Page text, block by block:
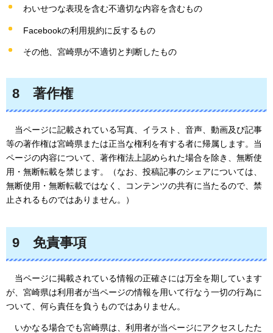
わいせつな表現を含む不適切な内容を含むもの
Facebookの利用規約に反するもの
その他、宮崎県が不適切と判断したもの
8 著作権
当ページに記載されている写真、イラスト、音声、動画及び記事
等の著作権は宮崎県または正当な権利を有する者に帰属します。当
ページの内容について、著作権法上認められた場合を除き、無断使
用・無断転載を禁じます。（なお、投稿記事のシェアについては、
無断使用・無断転載ではなく、コンテンツの共有に当たるので、禁
止されるものではありません。）
9 免責事項
当ページに掲載されている情報の正確さには万全を期しています
が、宮崎県は利用者が当ページの情報を用いて行なう一切の行為に
ついて、何ら責任を負うものではありません。
いかなる場合でも宮崎県は、利用者が当ページにアクセスしたた